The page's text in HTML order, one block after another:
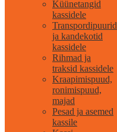
Küünetangid
kassidele
Transpordipuurid
ja kandekotid
kassidele
Rihmad ja
traksid kassidele
Kraapimispuud,
ronimispuud,
majad
Pesad ja asemed
kassile